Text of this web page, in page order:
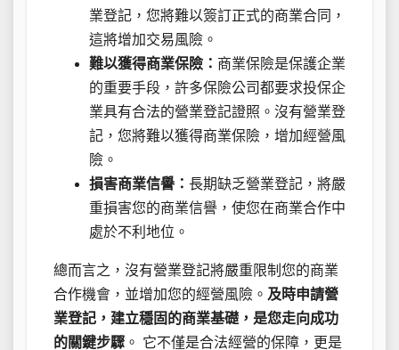
業登記，您將難以簽訂正式的商業合同，
這將增加交易風險。
難以獲得商業保險： 商業保險是保護企業
的重要手段，許多保險公司都要求投保企
業具有合法的營業登記證照。沒有營業登
記，您將難以獲得商業保險，增加經營風
險。
損害商業信譽： 長期缺乏營業登記，將嚴
重損害您的商業信譽，使您在商業合作中
處於不利地位。
總而言之，沒有營業登記將嚴重限制您的商業
合作機會，並增加您的經營風險。 及時申請營
業登記，建立穩固的商業基礎，是您走向成功
的關鍵步驟 。 它不僅是合法經營的保障，更是